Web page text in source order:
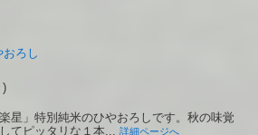
ろし
)
星」特別純米のひやおろしです。秋の味覚
てピッタリな１本... 詳細ページへ